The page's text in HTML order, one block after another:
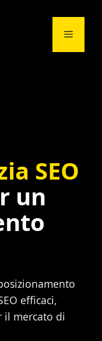
Menu
SEO
un
efficaci,
il mercato di